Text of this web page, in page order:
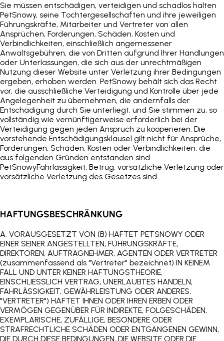
Sie müssen entschädigen, verteidigen und schadlos halten
PetSnowy, seine Tochtergesellschaften und ihre jeweiligen
Führungskräfte, Mitarbeiter und Vertreter von allen
Ansprüchen, Forderungen, Schäden, Kosten und
Verbindlichkeiten, einschließlich angemessener
Anwaltsgebühren, die von Dritten aufgrund Ihrer Handlungen
oder Unterlassungen, die sich aus der unrechtmäßigen
Nutzung dieser Website unter Verletzung ihrer Bedingungen
ergeben, erhoben werden. PetSnowy behält sich das Recht
vor, die ausschließliche Verteidigung und Kontrolle über jede
Angelegenheit zu übernehmen, die andernfalls der
Entschädigung durch Sie unterliegt, und Sie stimmen zu, so
vollständig wie vernünftigerweise erforderlich bei der
Verteidigung gegen jeden Anspruch zu kooperieren. Die
vorstehende Entschädigungsklausel gilt nicht für Ansprüche,
Forderungen, Schäden, Kosten oder Verbindlichkeiten, die
aus folgenden Gründen entstanden sind
PetSnowyFahrlässigkeit, Betrug, vorsätzliche Verletzung oder
vorsätzliche Verletzung des Gesetzes sind.
HAFTUNGSBESCHRÄNKUNG
A. VORAUSGESETZT VON (B) HAFTET PETSNOWY ODER
EINER SEINER ANGESTELLTEN, FÜHRUNGSKRÄFTE,
DIREKTOREN, AUFTRAGNEHMER, AGENTEN ODER VERTRETER
(zusammenfassend als "Vertreter" bezeichnet) IN KEINEM
FALL UND UNTER KEINER HAFTUNGSTHEORIE,
EINSCHLIESSLICH VERTRAG, UNERLAUBTES HANDELN,
FAHRLÄSSIGKEIT, GEWÄHRLEISTUNG ODER ANDERES,
"VERTRETER") HAFTET IHNEN ODER IHREN ERBEN ODER
VERMÖGEN GEGENÜBER FÜR INDIREKTE, FOLGESCHÄDEN,
EXEMPLARISCHE, ZUFÄLLIGE, BESONDERE ODER
STRAFRECHTLICHE SCHÄDEN ODER ENTGANGENEN GEWINN,
DIE DURCH DIESE BEDINGUNGEN, DIE WEBSITE ODER DIE